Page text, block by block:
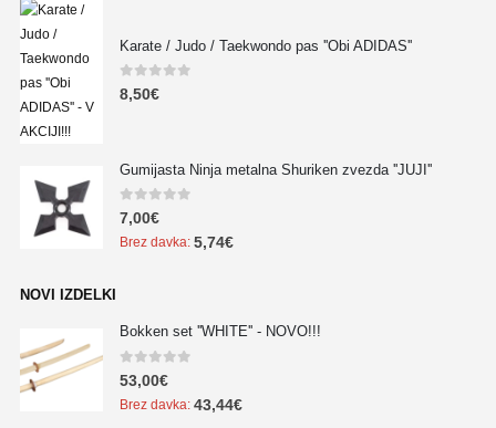
Karate / Judo / Taekwondo pas ''Obi ADIDAS''
0 out of 5
8,50€
Gumijasta Ninja metalna Shuriken zvezda ''JUJI''
0out of 5
7,00€
Brez davka: 5,74€
NOVI IZDELKI
Bokken set ''WHITE'' - NOVO!!!
0out of 5
53,00€
Brez davka: 43,44€